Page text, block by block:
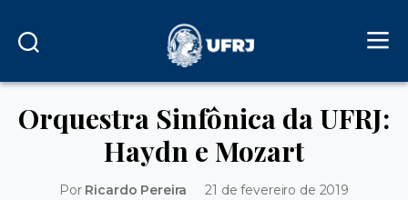
Orquestra Sinfônica da UFRJ:
Haydn e Mozart
Por Ricardo Pereira 21 de fevereiro de 2019